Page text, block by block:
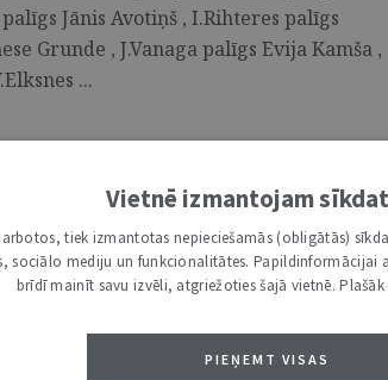
Jānis Avotiņš , I.Rihteres palīgs
Grunde , J.Vanaga palīgs Evija Kamša ,
...
padomē lemto
lemto Šī gada jūlijā un augustā, kā
advokātu padomē izskatīti vairāki
Latvijas Zvērinātu advokātu kolēģijas
Lodziņa (ar 1. septembri) un Juris
Vietnē izmantojam
tiek izmantotas nepieciešamās (obligātās)
sociālo mediju un funkcionalitātes. Papildinformācijai
brīdī mainīt savu izvēli, atgriežoties šajā vietnē. Plašāk
PIEŅEMT VISAS